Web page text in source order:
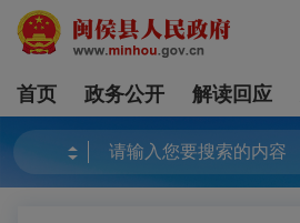
首页 政务公开 解读回应